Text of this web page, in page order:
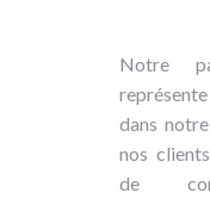
Notre
dans
nos
de